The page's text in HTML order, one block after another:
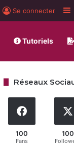
BlueSky
Se connecter
Tutoriels
Réseaux
100
Fans
100